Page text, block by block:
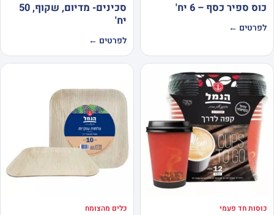
כוס ספיר כסף – 6 יח'
לפרטים ←
סכינים- מדיום, שקוף, 50
יח'
לפרטים ←
כוסות חד פעמי כלים מהצומח